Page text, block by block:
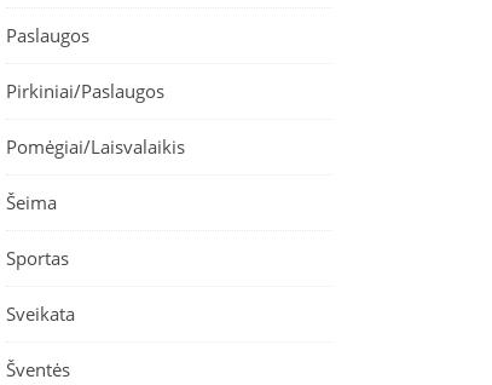
Paslaugos
Pirkiniai/Paslaugos
Pomėgiai/Laisvalaikis
Šeima
Sportas
Sveikata
Šventės